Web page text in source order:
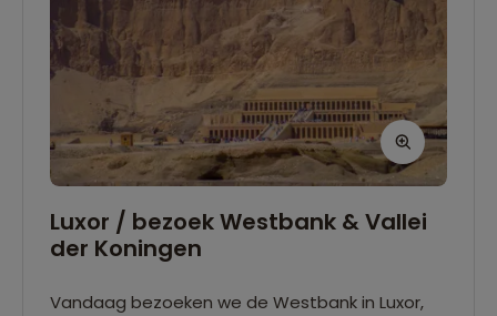
Luxor / bezoek Westbank & Vallei
der Koningen
Vandaag bezoeken we de Westbank in Luxor,